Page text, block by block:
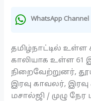
WhatsApp Channel
தமிழ்நாட்டில் உள்ள
காலியாக உள்ள
நிறைவேற்றுனர்,
இரவு காவலர்,
மசால்ஜி / முழு